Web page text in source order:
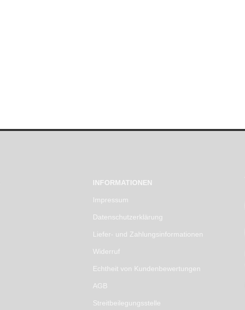
INFORMATIONEN
Impressum
Datenschutzerklärung
Liefer- und Zahlungsinformationen
Widerruf
Echtheit von Kundenbewertungen
AGB
Streitbeilegungsstelle